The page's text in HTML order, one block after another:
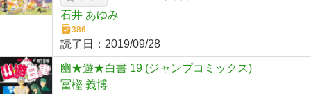
石井 あゆみ
386
読了日： 2019/09/28
幽★遊★白書 19 (ジャンプコミックス)
冨樫 義博